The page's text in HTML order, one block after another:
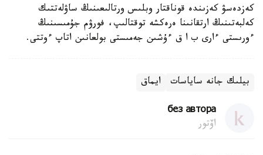
كەزدەسۋ كەزىندە قوناقتار وبلىس ورتالىعىنىڭ ساۋلەتتىك
كەلبەتىنىڭ ارتقانىنا ەرەكشە توقتالىپ، فورۋم جۇمىسىنىڭ
ءورىستى ءارى ب ا ق ءۇشىن جەمىستى بولعانىن اتاپ ءوتتى.
بيلىك جانە ساياسات ايماق
без автора
اۆتور